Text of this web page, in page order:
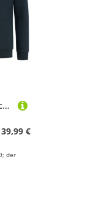
Höhenhorn Karles Herren Tech Hoodie Kapuzen Pullover Hoody Sweatshirt Sportswear S Schwarz
39,99 €
der